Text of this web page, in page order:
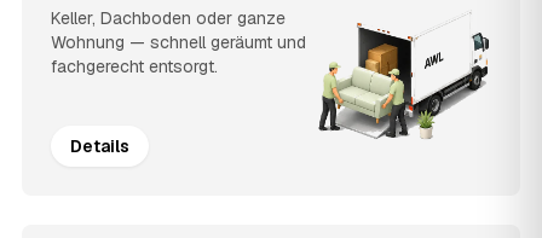
Keller, Dachboden oder ganze
Wohnung — schnell geräumt und
fachgerecht entsorgt.
Details